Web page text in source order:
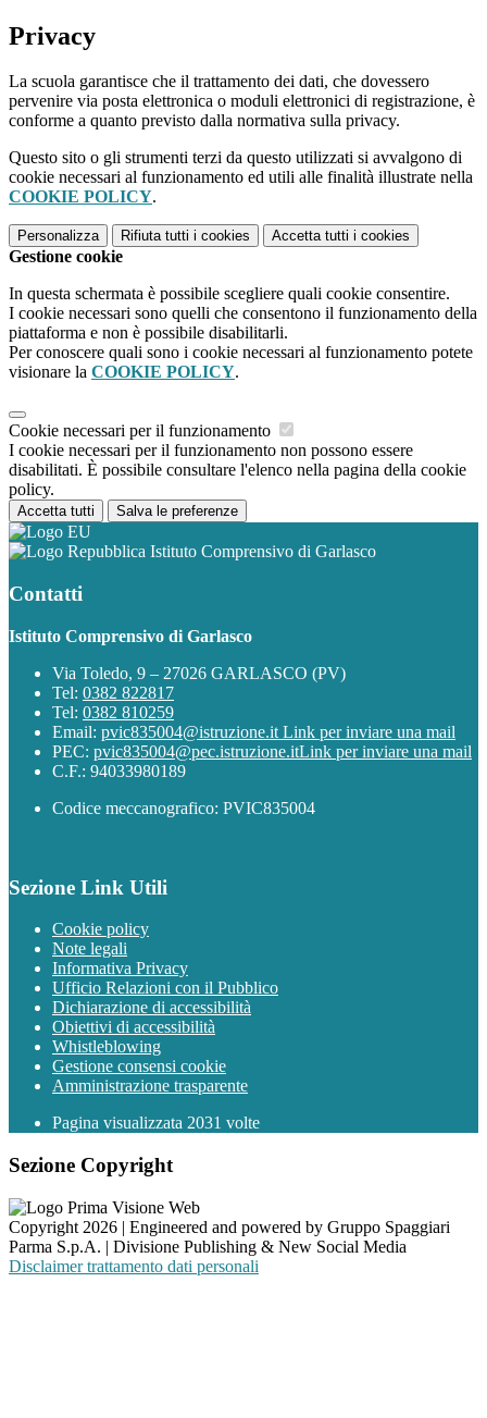
Privacy
La scuola garantisce che il trattamento dei dati, che dovessero
pervenire via posta elettronica o moduli elettronici di registrazione, è
conforme a quanto previsto dalla normativa sulla privacy.
Questo sito o gli strumenti terzi da questo utilizzati si avvalgono di
cookie necessari al funzionamento ed utili alle finalità illustrate nella
COOKIE POLICY.
Personalizza Rifiuta tutti i cookies Accetta tutti i cookies
Gestione cookie
In questa schermata è possibile scegliere quali cookie consentire.
I cookie necessari sono quelli che consentono il funzionamento della
piattaforma e non è possibile disabilitarli.
Per conoscere quali sono i cookie necessari al funzionamento potete
visionare la COOKIE POLICY.
Cookie necessari per il funzionamento
I cookie necessari per il funzionamento non possono essere
disabilitati. È possibile consultare l'elenco nella pagina della cookie
policy.
Accetta tutti Salva le preferenze
Istituto Comprensivo di Garlasco
Contatti
Istituto Comprensivo di Garlasco
Via Toledo, 9 – 27026 GARLASCO (PV)
Tel: 0382 822817
Tel: 0382 810259
Email: pvic835004@istruzione.it Link per inviare una mail
PEC: pvic835004@pec.istruzione.itLink per inviare una mail
C.F.: 94033980189
Codice meccanografico: PVIC835004
Sezione Link Utili
Cookie policy
Note legali
Informativa Privacy
Ufficio Relazioni con il Pubblico
Dichiarazione di accessibilità
Obiettivi di accessibilità
Whistleblowing
Gestione consensi cookie
Amministrazione trasparente
Pagina visualizzata 2031 volte
Sezione Copyright
Copyright 2026 | Engineered and powered by Gruppo Spaggiari
Parma S.p.A. | Divisione Publishing & New Social Media
Disclaimer trattamento dati personali